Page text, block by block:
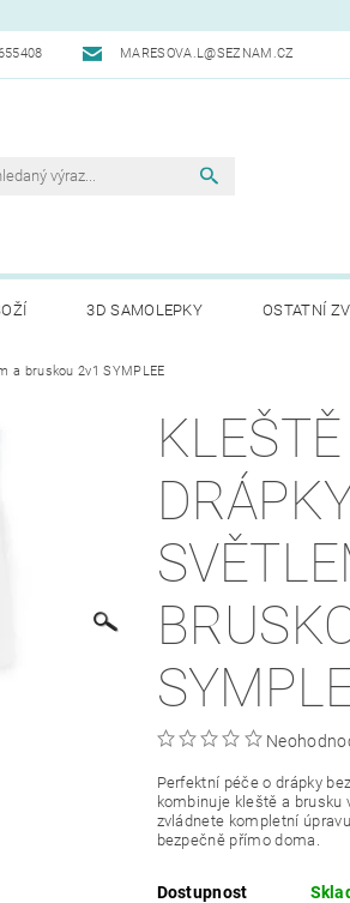
MARESOVA.L@SEZNAM.CZ
3D SAMOLEPKY OSTATNÍ
NAPIŠTE NÁM
a bruskou 2v1 SYMPLEE
Perfektní péče o drápky
kombinuje kleště a brusku
zvládnete kompletní
bezpečně přímo doma.
Dostupnost